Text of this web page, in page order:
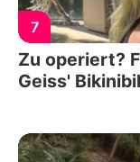
7
Zu operiert?
Geiss'